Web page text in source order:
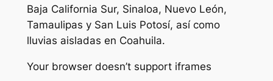
Baja California Sur, Sinaloa, Nuevo León,
Tamaulipas y San Luis Potosí, así como
lluvias aisladas en Coahuila.
Your browser doesn’t support iframes